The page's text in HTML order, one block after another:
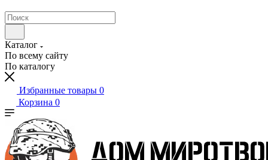
Каталог
По всему сайту
По каталогу
Избранные товары 0
Корзина 0